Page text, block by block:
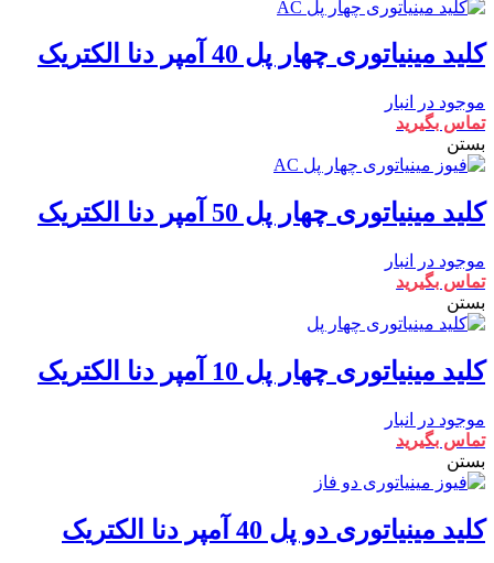
کلید مینیاتوری چهار پل 40 آمپر دنا الکتریک
موجود در انبار
تماس بگیرید
بستن
کلید مینیاتوری چهار پل 50 آمپر دنا الکتریک
موجود در انبار
تماس بگیرید
بستن
کلید مینیاتوری چهار پل 10 آمپر دنا الکتریک
موجود در انبار
تماس بگیرید
بستن
کلید مینیاتوری دو پل 40 آمپر دنا الکتریک